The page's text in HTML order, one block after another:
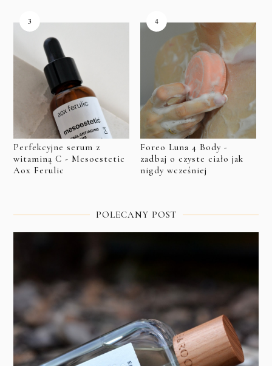
Perfekcyjne serum z
witaminą C - Mesoestetic
Aox Ferulic
Foreo Luna 4 Body -
zadbaj o czyste ciało jak
nigdy wcześniej
POLECANY POST